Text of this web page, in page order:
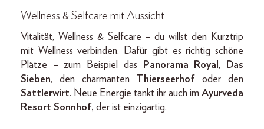
Wellness & Selfcare mit Aussicht
Vitalität, Wellness & Selfcare – du willst den Kurztrip
mit Wellness verbinden. Dafür gibt es richtig schöne
Plätze – zum Beispiel das
Panorama Royal, Das
Sieben, den charmanten Thierseerhofoder den
Sattlerwirt. Neue Energie tankt ihr auch im Ayurveda
Resort Sonnhof, der ist einzigartig.